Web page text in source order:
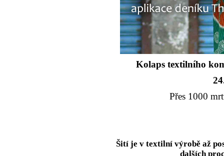
Kolaps textilního
Přes 1000
Šití je v textilní výrobě až
dalších